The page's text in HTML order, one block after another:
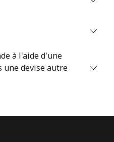
nos meilleures offres.
j'accepte les présentes
à l'aide d'une
une devise autre